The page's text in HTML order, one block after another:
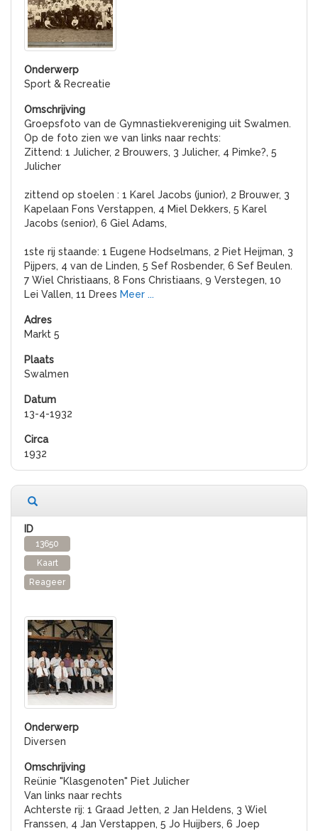
Sport & Recreatie
Groepsfoto van de Gymnastiekvereniging uit Swalmen.
Op de foto zien we van links naar rechts:
Zittend: 1 Julicher, 2 Brouwers, 3 Julicher, 4 Pimke?, 5
Julicher
zittend op stoelen : 1 Karel Jacobs (junior), 2 Brouwer, 3
Kapelaan Fons Verstappen, 4 Miel Dekkers, 5 Karel
Jacobs (senior), 6 Giel Adams,
1ste rij staande: 1 Eugene Hodselmans, 2 Piet Heijman, 3
Pijpers, 4 van de Linden, 5 Sef Rosbender, 6 Sef Beulen.
7 Wiel Christiaans, 8 Fons Christiaans, 9 Verstegen, 10
Lei Vallen, 11 Drees Meer ...
Markt 5
Swalmen
13-4-1932
1932
13650
Kaart
Reageer
Diversen
Reünie "Klasgenoten" Piet Julicher
Van links naar rechts
Achterste rij: 1 Graad Jetten, 2 Jan Heldens, 3 Wiel
Franssen, 4 Jan Verstappen, 5 Jo Huijbers, 6 Joep